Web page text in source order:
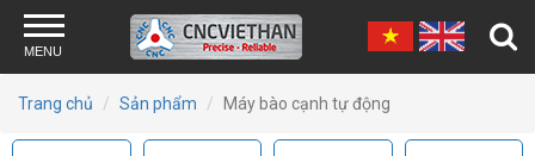
Nhảy đến nội dung
MENU
Trang chủ Sản phẩm Máy bào cạnh tự động